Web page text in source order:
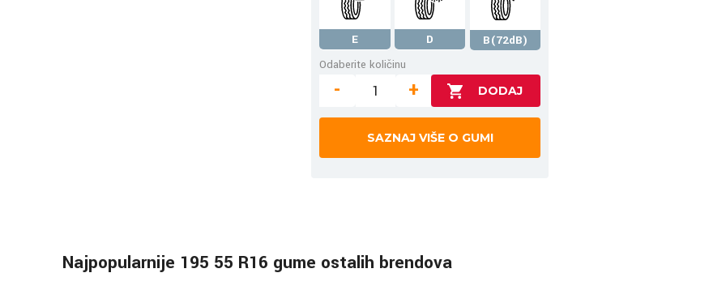
E D
B(72dB)
Odaberite količinu
- +
SAZNAJ VIŠE O GUMI
Najpopularnije 195 55 R16 gume ostalih brendova